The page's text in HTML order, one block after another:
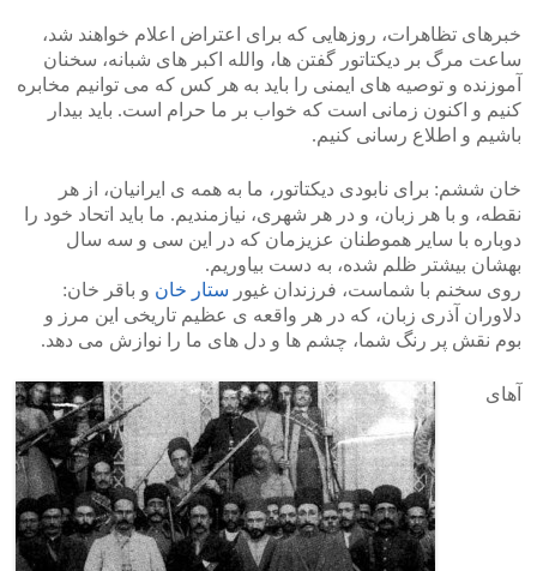
خبرهای تظاهرات، روزهایی که برای اعتراض اعلام خواهند شد،
ساعت مرگ بر دیکتاتور گفتن ها، والله اکبر های شبانه، سخنان
آموزنده و توصیه های ایمنی را باید به هر کس که می توانیم مخابره
کنیم و اکنون زمانی است که خواب بر ما حرام است. باید بیدار
باشیم و اطلاع رسانی کنیم.
خان ششم: برای نابودی دیکتاتور، ما به همه ی ایرانیان، از هر
نقطه، و با هر زبان، و در هر شهری، نیازمندیم. ما باید اتحاد خود را
دوباره با سایر هموطنان عزیزمان که در این سی و سه سال
بهشان بیشتر ظلم شده، به دست بیاوریم.
روی سخنم با شماست، فرزندان غیور ستار خان و باقر خان:
دلاوران آذری زبان، که در هر واقعه ی عظیم تاریخی این مرز و
بوم نقش پر رنگ شما، چشم ها و دل های ما را نوازش می دهد.
آهای